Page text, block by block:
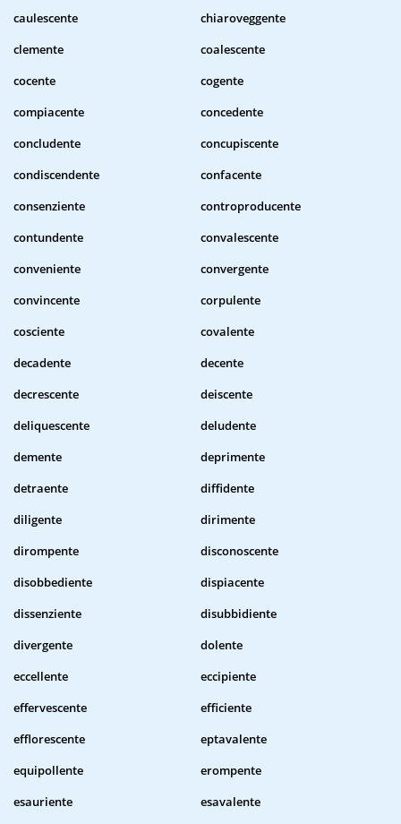
caulescente
chiaroveggente
clemente
coalescente
cocente
cogente
compiacente
concedente
concludente
concupiscente
condiscendente
confacente
consenziente
controproducente
contundente
convalescente
conveniente
convergente
convincente
corpulente
cosciente
covalente
decadente
decente
decrescente
deiscente
deliquescente
deludente
demente
deprimente
detraente
diffidente
diligente
dirimente
dirompente
disconoscente
disobbediente
dispiacente
dissenziente
disubbidiente
divergente
dolente
eccellente
eccipiente
effervescente
efficiente
efflorescente
eptavalente
equipollente
erompente
esauriente
esavalente